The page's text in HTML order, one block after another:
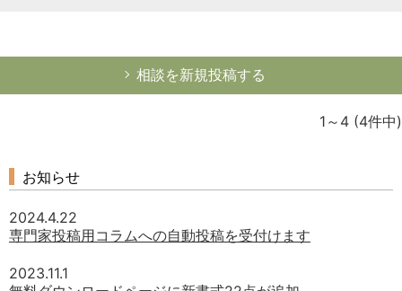
相談を新規投稿する
1～4 (4件中)
お知らせ
2024.4.22
専門家投稿用コラムへの自動投稿を受付けます
2023.11.1